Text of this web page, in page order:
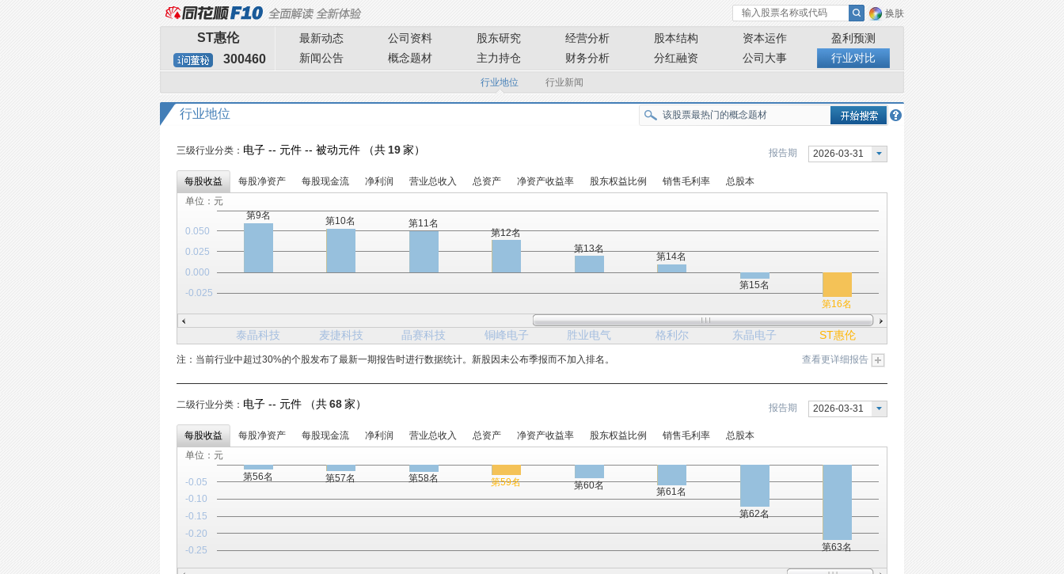
换肤
ST惠伦
300460
最新动态 公司资料 股东研究 经营分析 股本结构 资本运作
盈利预测
新闻公告
概念题材 主力持仓 财务分析 分红融资 公司大事 行业对比
行业地位 行业新闻
行业地位
三级行业分类： 电子 -- 元件 -- 被动元件 （共 19家） 2026-03-31
报告期
每股收益 每股净资产 每股现金流 净利润 营业总收入 总资产 净资产收益率 股东权益比例 销售毛利率
总股本
单位：元
泰晶科技 麦捷科技 晶赛科技 铜峰电子 胜业电气 格利尔 东晶电子 ST惠伦
-0.025
0.000
0.025
0.050
第9名 第10名
第11名
第12名
第13名
第14名
第15名
第16名
查看更详细报告
注：当前行业中超过30%的个股发布了最新一期报告时进行数据统计。新股因未公布季报而不加入排名。
二级行业分类： 电子 -- 元件 （共68家） 2026-03-31
报告期
每股收益 每股净资产 每股现金流 净利润 营业总收入 总资产 净资产收益率 股东权益比例 销售毛利率
总股本
单位：元
-0.25
-0.20
-0.15
-0.10
-0.05 第56名 第57名 第58名 第59名 第60名
第61名
第62名
第63名